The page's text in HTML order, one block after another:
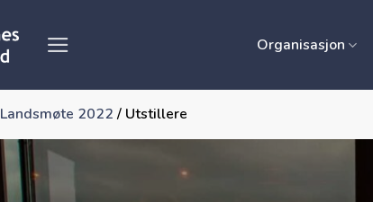
Organisasjon
Landsmøte 2022 / Utstillere